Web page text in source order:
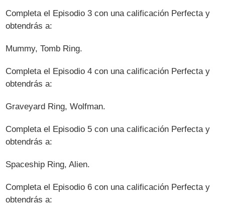
Completa el Episodio 3 con una calificación Perfecta y
obtendrás a:
Mummy, Tomb Ring.
Completa el Episodio 4 con una calificación Perfecta y
obtendrás a:
Graveyard Ring, Wolfman.
Completa el Episodio 5 con una calificación Perfecta y
obtendrás a:
Spaceship Ring, Alien.
Completa el Episodio 6 con una calificación Perfecta y
obtendrás a: